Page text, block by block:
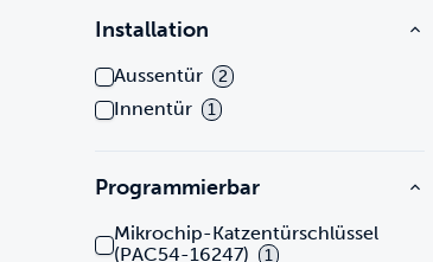
Installation
Aussentür 2
Innentür 1
Programmierbar
Mikrochip-Katzentürschlüssel
(PAC54-16247)
1